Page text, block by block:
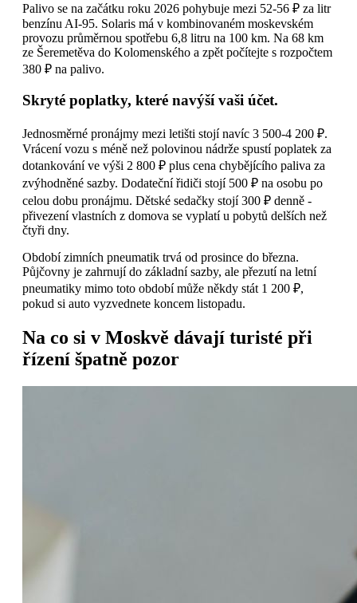
Palivo se na začátku roku 2026 pohybuje mezi 52-56 ₽ za litr
benzínu AI-95. Solaris má v kombinovaném moskevském
provozu průměrnou spotřebu 6,8 litru na 100 km. Na 68 km
ze Šeremetěva do Kolomenského a zpět počítejte s rozpočtem
380 ₽ na palivo.
Skryté poplatky, které navýší vaši účet.
Jednosměrné pronájmy mezi letišti stojí navíc 3 500-4 200 ₽.
Vrácení vozu s méně než polovinou nádrže spustí poplatek za
dotankování ve výši 2 800 ₽ plus cena chybějícího paliva za
zvýhodněné sazby. Dodateční řidiči stojí 500 ₽ na osobu po
celou dobu pronájmu. Dětské sedačky stojí 300 ₽ denně -
přivezení vlastních z domova se vyplatí u pobytů delších než
čtyři dny.
Období zimních pneumatik trvá od prosince do března.
Půjčovny je zahrnují do základní sazby, ale přezutí na letní
pneumatiky mimo toto období může někdy stát 1 200 ₽,
pokud si auto vyzvednete koncem listopadu.
Na co si v Moskvě dávají turisté při
řízení špatně pozor